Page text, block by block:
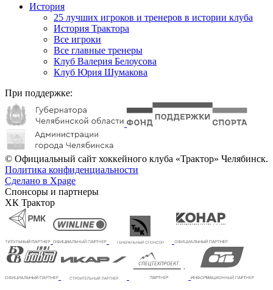
История
25 лучших игроков и тренеров в истории клуба
История Трактора
Все игроки
Все главные тренеры
Клуб Валерия Белоусова
Клуб Юрия Шумакова
При поддержке:
© Официальный сайт хоккейного клуба «Трактор» Челябинск.
Политика конфиденциальности
Сделано в Xpage
Спонсоры и партнеры
ХК Трактор